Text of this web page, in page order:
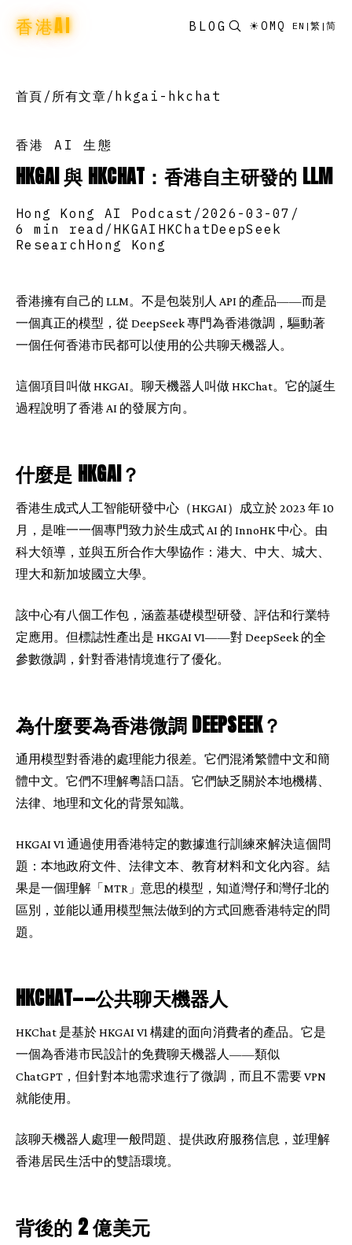
香港AI BLOG ☀OMQ EN |繁 |简
首頁 / 所有文章/ hkgai-hkchat
香港 AI 生態
HKGAI 與 HKCHAT：香港自主研發的 LLM
Hong Kong AI Podcast / 2026-03-07 /
6 min read / HKGAI HKChatDeepSeek
Research Hong Kong
香港擁有自己的 LLM。不是包裝別人 API 的產品——而是
一個真正的模型，從 DeepSeek 專門為香港微調，驅動著
一個任何香港市民都可以使用的公共聊天機器人。
這個項目叫做 HKGAI。聊天機器人叫做 HKChat。它的誕生
過程說明了香港 AI 的發展方向。
什麼是 HKGAI？
香港生成式人工智能研發中心（HKGAI）成立於 2023 年 10
月，是唯一一個專門致力於生成式 AI 的 InnoHK 中心。由
科大領導，並與五所合作大學協作：港大、中大、城大、
理大和新加坡國立大學。
該中心有八個工作包，涵蓋基礎模型研發、評估和行業特
定應用。但標誌性產出是 HKGAI V1——對 DeepSeek 的全
參數微調，針對香港情境進行了優化。
為什麼要為香港微調 DEEPSEEK？
通用模型對香港的處理能力很差。它們混淆繁體中文和簡
體中文。它們不理解粵語口語。它們缺乏關於本地機構、
法律、地理和文化的背景知識。
HKGAI V1 通過使用香港特定的數據進行訓練來解決這個問
題：本地政府文件、法律文本、教育材料和文化內容。結
果是一個理解「MTR」意思的模型，知道灣仔和灣仔北的
區別，並能以通用模型無法做到的方式回應香港特定的問
題。
HKCHAT——公共聊天機器人
HKChat 是基於 HKGAI V1 構建的面向消費者的產品。它是
一個為香港市民設計的免費聊天機器人——類似
ChatGPT，但針對本地需求進行了微調，而且不需要 VPN
就能使用。
該聊天機器人處理一般問題、提供政府服務信息，並理解
香港居民生活中的雙語環境。
背後的 2 億美元